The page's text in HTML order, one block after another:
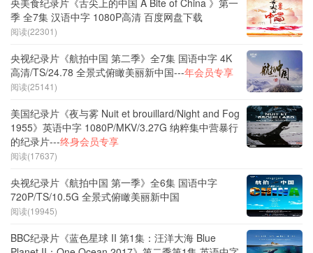
季 全7集 汉语中字 1080P高清 百度网盘下载
阅读(22301)
央视纪录片《航拍中国 第二季》全7集 国语中字 4K
高清/TS/24.78 全景式俯瞰美丽新中国---年会员专享
阅读(25141)
美国纪录片《夜与雾 Nuit et brouillard/Night and Fog
1955》英语中字 1080P/MKV/3.27G 纳粹集中营暴行
的纪录片---终身会员专享
阅读(17637)
央视纪录片《航拍中国 第一季》全6集 国语中字
720P/TS/10.5G 全景式俯瞰美丽新中国
阅读(19945)
BBC纪录片《蓝色星球 II 第1集：汪洋大海 Blue